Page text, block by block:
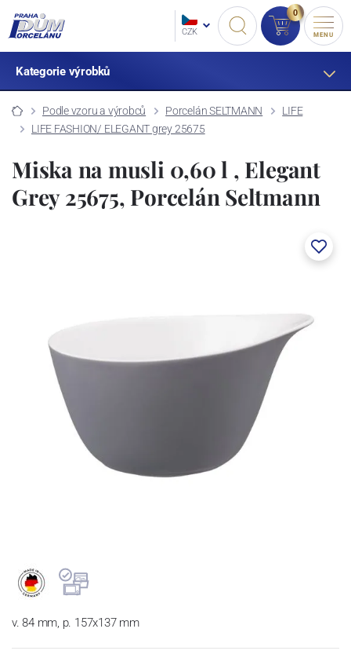
CZK
0
MENU
Kategorie výrobků
Podle vzoru a výrobců Porcelán SELTMANN
LIFE
LIFE FASHION/ ELEGANT grey 25675
Miska na musli 0,60 l , Elegant
Grey 25675, Porcelán Seltmann
v. 84 mm, p. 157x137 mm